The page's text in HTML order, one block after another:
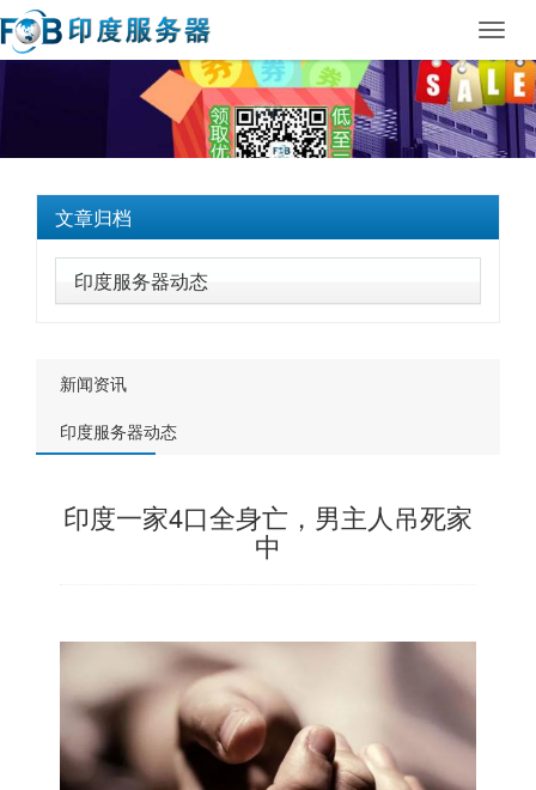
文章归档
印度服务器动态
新闻资讯
印度服务器动态
印度一家4口全身亡，男主人吊死家
中